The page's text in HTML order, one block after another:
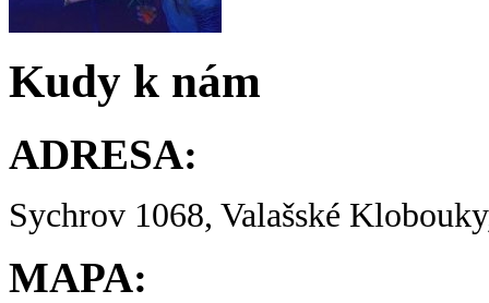
Kudy k nám
ADRESA:
Sychrov 1068, Valašské
MAPA: